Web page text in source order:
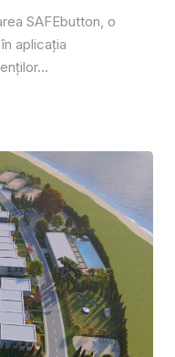
SAFEbutton, o
aplicația